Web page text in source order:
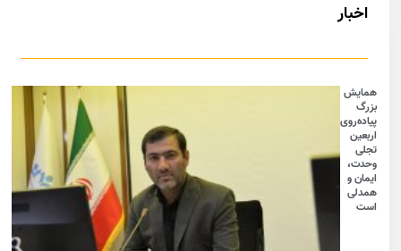
اخبار
همایش
بزرگ
پیاده‌روی
اربعین
تجلی
وحدت،
ایمان و
همدلی
است